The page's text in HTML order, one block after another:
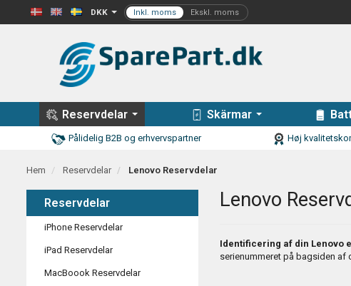
DKK
Reservdelar Skärmar
Pålidelig B2B og erhvervspartner Høj
Hem Reservdelar Lenovo Reservdelar
Reservdelar
iPhone Reservdelar
iPad Reservdelar
MacBoook Reservdelar
Lenovo
Identificering af din Lenovo
serienummeret på bagsiden af